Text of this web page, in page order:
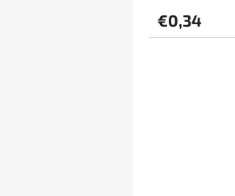
€0,34